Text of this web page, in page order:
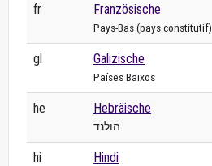
fr Französische
Pays-Bas (pays constitutif)
gl Galizische
Países Baixos
he Hebräische
הולנד
hi Hindi